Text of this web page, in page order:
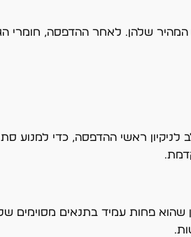
המהיר שלהן. לאחר ההדפסה, חומרי
ראשי ההדפסה, כדי למנוע
פחות עמיד בתנאים מסוימים